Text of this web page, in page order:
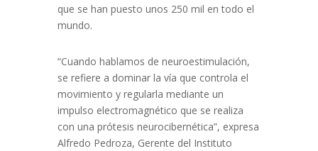
que se han puesto unos 250 mil en todo el
mundo.
“Cuando hablamos de neuroestimulación,
se refiere a dominar la vía que controla el
movimiento y regularla mediante un
impulso electromagnético que se realiza
con una prótesis neurocibernética”, expresa
Alfredo Pedroza, Gerente del Instituto